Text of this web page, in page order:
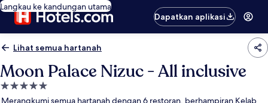
Langkau ke kandungan utama
Dapatkan aplikasi
Lihat semua hartanah
Moon Palace Nizuc - All inclusive
Hartanah
5.0
Merangkumi semua hartanah dengan 6 restoran, berhampiran Kelab